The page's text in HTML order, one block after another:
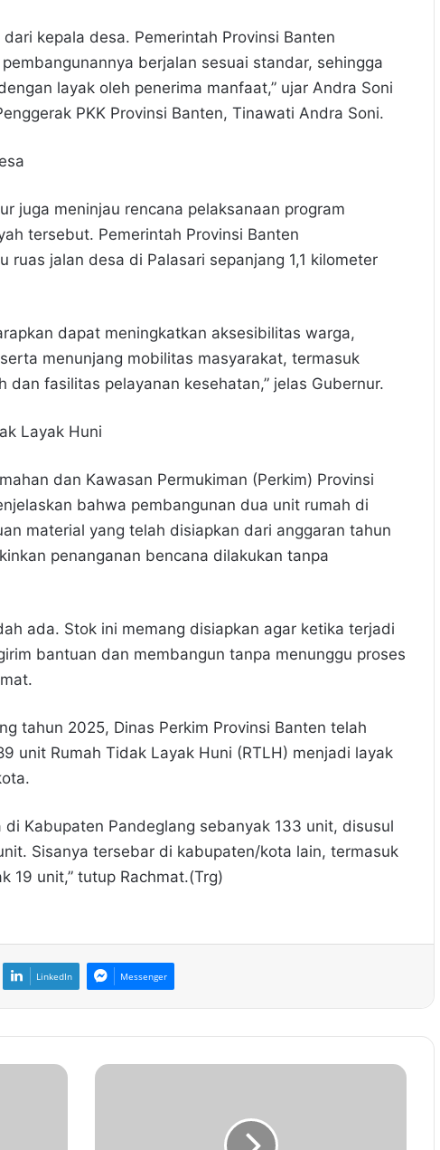
kepala desa. Pemerintah Provinsi Banten
berjalan sesuai standar, sehingga
layak oleh penerima manfaat,” ujar Andra Soni
PKK Provinsi Banten, Tinawati Andra Soni.
juga meninjau rencana pelaksanaan program
tersebut. Pemerintah Provinsi Banten
ruas jalan desa di Palasari sepanjang 1,1 kilometer
dapat meningkatkan aksesibilitas warga,
menunjang mobilitas masyarakat, termasuk
dan fasilitas pelayanan kesehatan,” jelas Gubernur.
Layak Huni
dan Kawasan Permukiman (Perkim) Provinsi
bahwa pembangunan dua unit rumah di
material yang telah disiapkan dari anggaran tahun
penanganan bencana dilakukan tanpa
ada. Stok ini memang disiapkan agar ketika terjadi
bantuan dan membangun tanpa menunggu proses
tahun 2025, Dinas Perkim Provinsi Banten telah
unit Rumah Tidak Layak Huni (RTLH) menjadi layak
Kabupaten Pandeglang sebanyak 133 unit, disusul
Sisanya tersebar di kabupaten/kota lain, termasuk
19 unit,” tutup Rachmat.(Trg)
LinkedIn Messenger
T